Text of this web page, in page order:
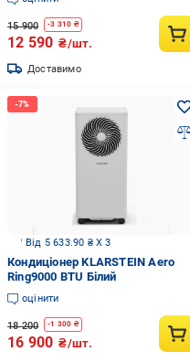
15 900 -3 310 ₴
12 590 ₴/шт.
Доставимо
Від 5 633.90 ₴ X 3
Кондиціонер KLARSTEIN Aero
Ring9000 BTU Білий
оцінити
18 200 -1 300 ₴
16 900 ₴/шт.